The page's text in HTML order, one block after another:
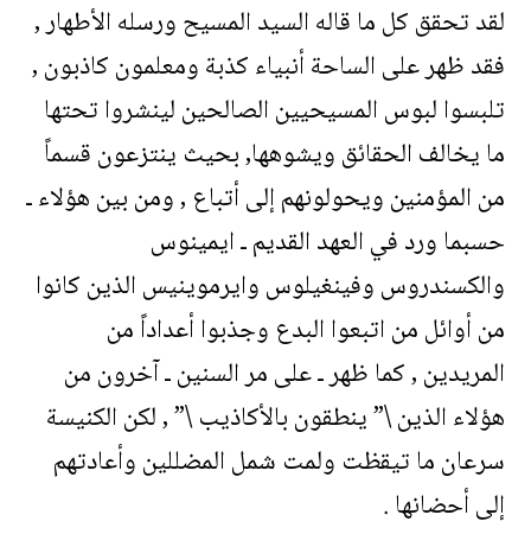
لقد تحقق كل ما قاله السيد المسيح ورسله الأطهار ,
فقد ظهر على الساحة أنبياء كذبة ومعلمون كاذبون ,
تلبسوا لبوس المسيحيين الصالحين لينشروا تحتها
ما يخالف الحقائق ويشوهها, بحيث ينتزعون قسماً
من المؤمنين ويحولونهم إلى أتباع , ومن بين هؤلاء ـ
حسبما ورد في العهد القديم ـ ايمينوس
والكسندروس وفينغيلوس وايرموينيس الذين كانوا
من أوائل من اتبعوا البدع وجذبوا أعداداً من
المريدين , كما ظهر ـ على مر السنين ـ آخرون من
هؤلاء الذين \” ينطقون بالأكاذيب \” , لكن الكنيسة
سرعان ما تيقظت ولمت شمل المضللين وأعادتهم
إلى أحضانها .